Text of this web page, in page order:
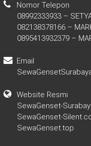
Nomor Telepon
08992333933 –
082138378166 –
0895413932379 –
Email
Website Resmi
SewaGenset-
SewaGenset-
SewaGenset.top